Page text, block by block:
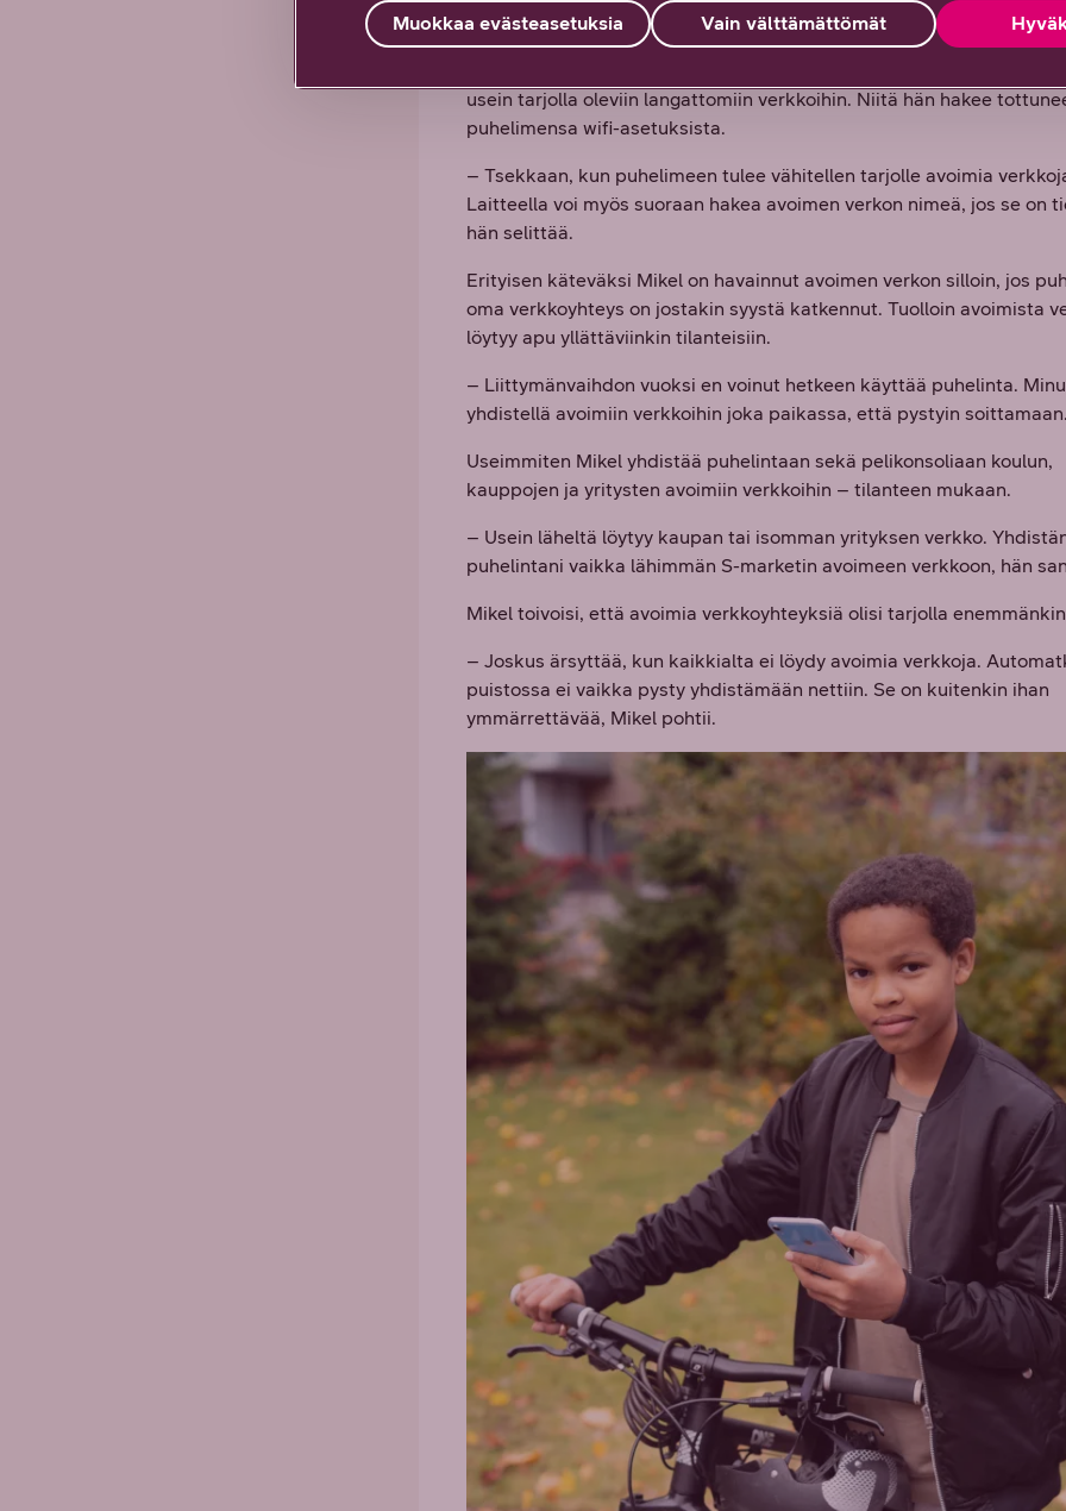
usein tarjolla oleviin langattomiin verkkoihin. Niitä hän hakee
puhelimensa wifi-asetuksista.
– Tsekkaan, kun puhelimeen tulee vähitellen tarjolle avoimia
Laitteella voi myös suoraan hakea avoimen verkon nimeä, jos se on
hän selittää.
Erityisen käteväksi Mikel on havainnut avoimen verkon silloin, jos
oma verkkoyhteys on jostakin syystä katkennut. Tuolloin avoimista
löytyy apu yllättäviinkin tilanteisiin.
– Liittymänvaihdon vuoksi en voinut hetkeen käyttää puhelinta.
yhdistellä avoimiin verkkoihin joka paikassa, että pystyin
Useimmiten Mikel yhdistää puhelintaan sekä pelikonsoliaan koulun,
kauppojen ja yritysten avoimiin verkkoihin – tilanteen mukaan.
– Usein läheltä löytyy kaupan tai isomman yrityksen verkko.
puhelintani vaikka lähimmän S-marketin avoimeen verkkoon, hän
Mikel toivoisi, että avoimia verkkoyhteyksiä olisi tarjolla
– Joskus ärsyttää, kun kaikkialta ei löydy avoimia verkkoja.
puistossa ei vaikka pysty yhdistämään nettiin. Se on kuitenkin ihan
ymmärrettävää, Mikel pohtii.
Vain välttämättömät
Muokkaa evästeasetuksia